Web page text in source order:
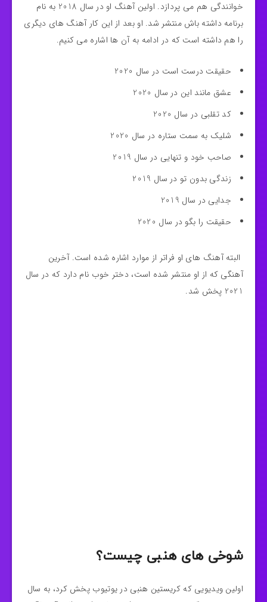
خوانندگی هم می پردازد. اولین آهنگ او در سال 2018 به نام
برنامه داشته باش منتشر شد. او بعد از این کار آهنگ های دیگری
را هم داشته است که در ادامه به آن ها اشاره می کنیم.
حقیقت درست است در سال 2020
عشق مانند این در سال 2020
کد تقلبی در سال 2020
شلیک به سمت ستاره در سال 2020
صاحب خود و تنهایی در سال 2019
زندگی بدون تو در سال 2019
جدایی در سال 2019
حقیقت را بگو در سال 2020
البته آهنگ های او فراتر از موارد اشاره شده است. آخرین
آهنگی که از او منتشر شده است، دختر خوب نام دارد که در سال
2021 پخش شد.
شوخی های هنبی چیست؟
اولین ویدیویی که کریستین هنبی در یوتیوب پخش کرد، به سال